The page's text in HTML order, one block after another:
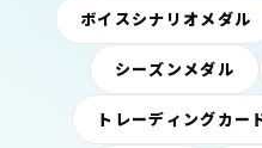
ボイスシナリオメダル
シーズンメダル
トレーディングカー